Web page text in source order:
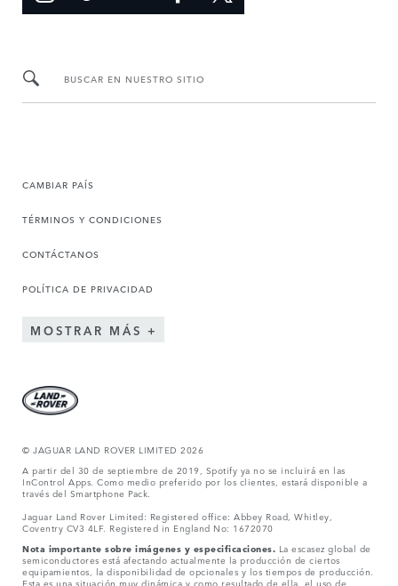
BUSCAR EN NUESTRO SITIO
CAMBIAR PAÍS
TÉRMINOS Y CONDICIONES
CONTÁCTANOS
POLÍTICA DE PRIVACIDAD
MOSTRAR MÁS
© JAGUAR LAND ROVER LIMITED 2026
A partir del 30 de septiembre de 2019, Spotify ya no se incluirá en las
InControl Apps. Como medio preferido por los clientes, estará disponible a
través del Smartphone Pack.
Jaguar Land Rover Limited: Registered office: Abbey Road, Whitley,
Coventry CV3 4LF. Registered in England No: 1672070
Nota importante sobre imágenes y especificaciones. La escasez global de
semiconductores está afectando actualmente la producción de ciertos
equipamientos, la disponibilidad de opcionales y los tiempos de producción.
Esta es una situación muy dinámica y como resultado de ella, el uso de